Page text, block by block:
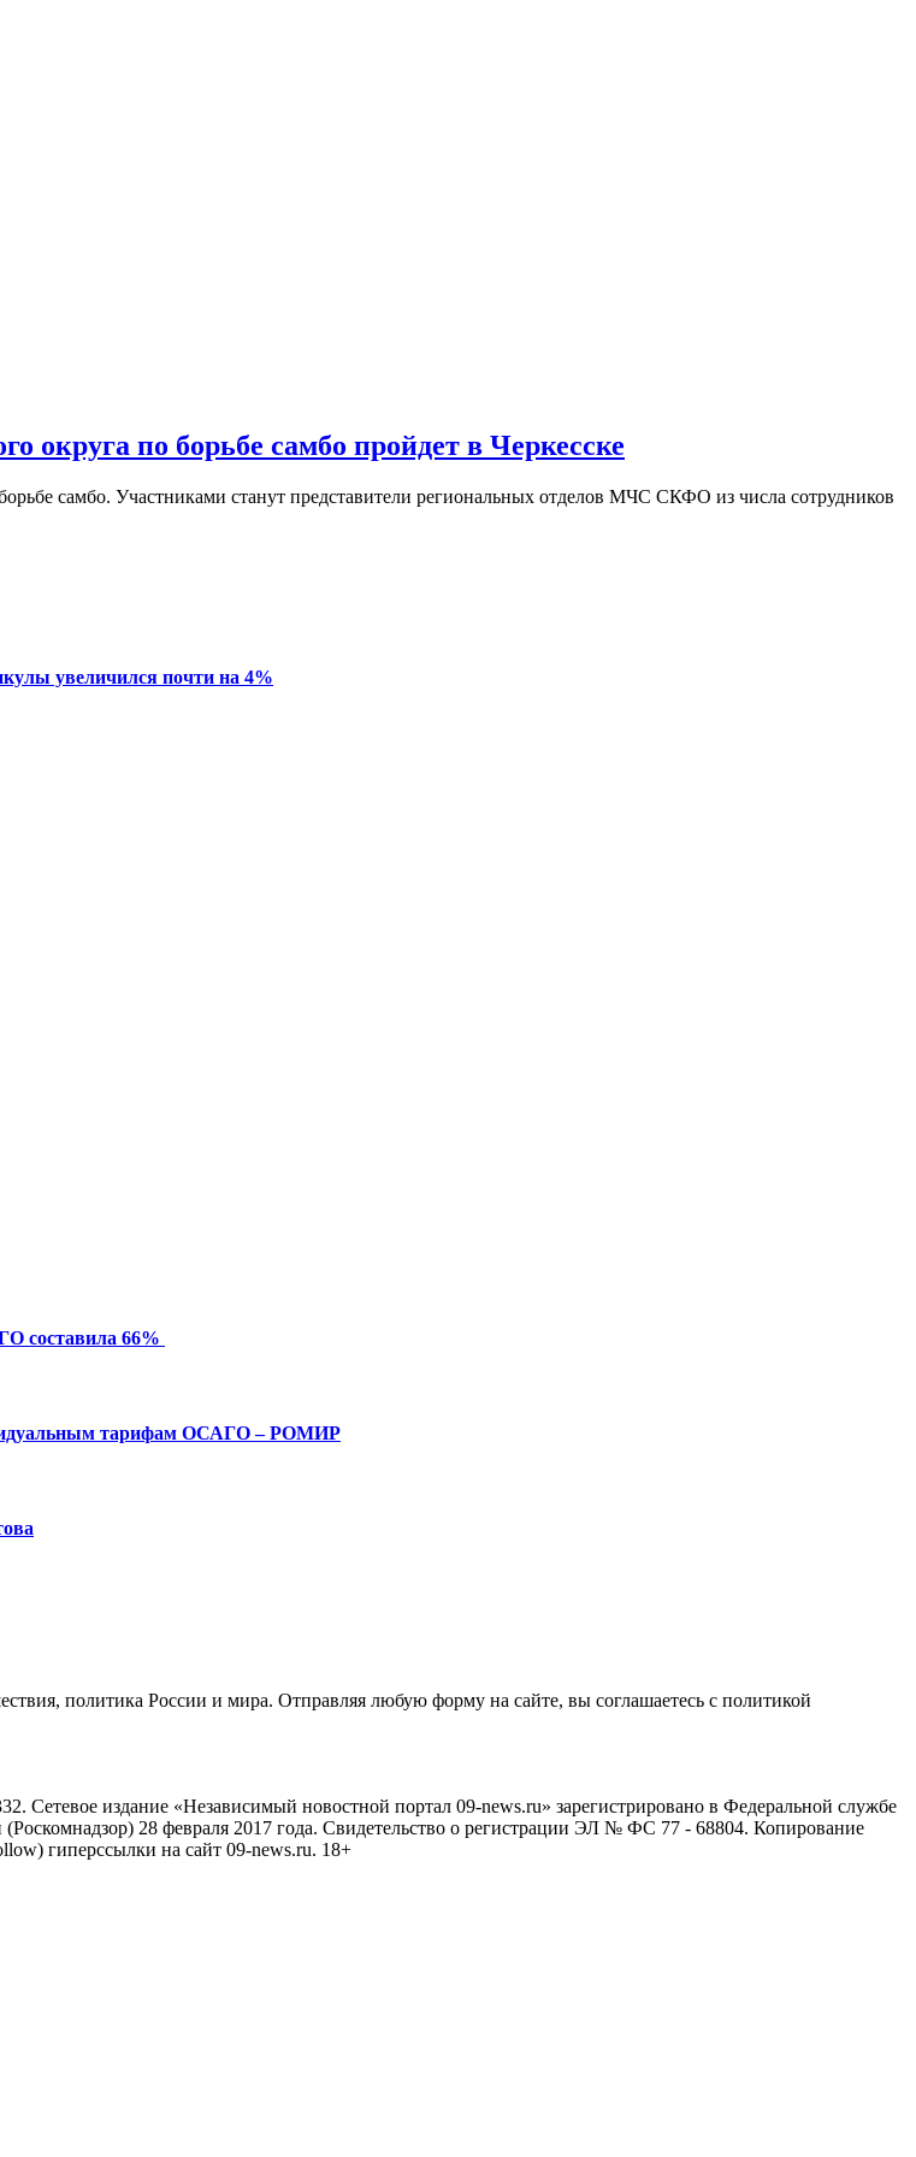
округа по борьбе самбо пройдет в Черкесске
самбо. Участниками станут представители региональных отделов МЧС СКФО из числа сотрудников
увеличился почти на 4%
составила 66%
тарифам ОСАГО – РОМИР
политика России и мира. Отправляя любую форму на сайте, вы соглашаетесь с политикой
Сетевое издание «Независимый новостной портал 09-news.ru» зарегистрировано в Федеральной службе
28 февраля 2017 года. Свидетельство о регистрации ЭЛ № ФС 77 - 68804. Копирование
гиперссылки на сайт 09-news.ru. 18+